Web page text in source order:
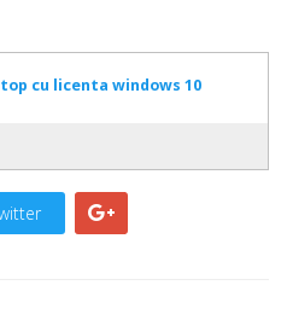
cu licenta windows 10